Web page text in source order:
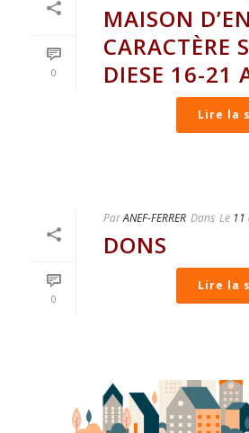
0
MAISON
CARACTÈRE
DIESE 16-21
Lire la
0
ParANEF-FERRER Dans Le 11
DONS
Lire la